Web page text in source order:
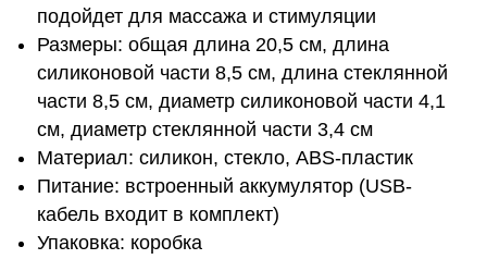
подойдет для массажа и стимуляции
Размеры: общая длина 20,5 см, длина
силиконовой части 8,5 см, длина стеклянной
части 8,5 см, диаметр силиконовой части 4,1
см, диаметр стеклянной части 3,4 см
Материал: силикон, стекло, ABS-пластик
Питание: встроенный аккумулятор (USB-
кабель входит в комплект)
Упаковка: коробка